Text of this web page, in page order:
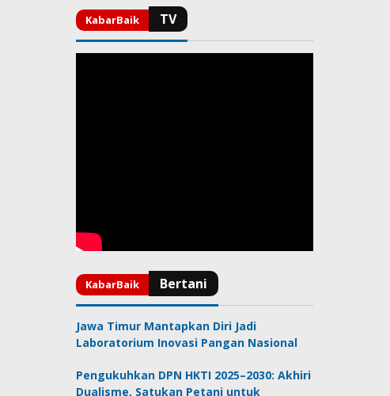
Jawa Timur Mantapkan Diri Jadi
Laboratorium Inovasi Pangan Nasional
Pengukuhkan DPN HKTI 2025–2030: Akhiri
Dualisme, Satukan Petani untuk